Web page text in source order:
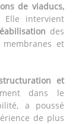
de viaducs,
Elle intervient
des
et
et
dans le
a poussé
de plus